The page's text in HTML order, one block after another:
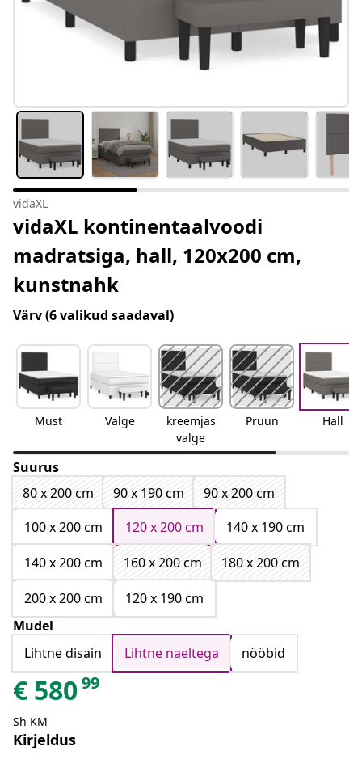
vidaXL
vidaXL kontinentaalvoodi
madratsiga, hall, 120x200 cm,
kunstnahk
Värv(6 valikud saadaval)
Must Valge
kreemjas
valge
Pruun Hall
Suurus
80 x 200 cm
90 x 190 cm
90 x 200 cm
100 x 200 cm
120 x 200 cm
140 x 190 cm
140 x 200 cm
160 x 200 cm
180 x 200 cm
200 x 200 cm
120 x 190 cm
Mudel
Lihtne disain
Lihtne naeltega nööbid
€ 58099
Sh KM
Kirjeldus